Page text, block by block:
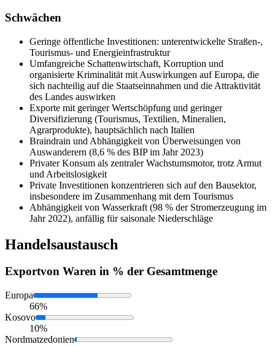
Schwächen
Geringe öffentliche Investitionen: unterentwickelte Straßen-,
Tourismus- und Energieinfrastruktur
Umfangreiche Schattenwirtschaft, Korruption und
organisierte Kriminalität mit Auswirkungen auf Europa, die
sich nachteilig auf die Staatseinnahmen und die Attraktivität
des Landes auswirken
Exporte mit geringer Wertschöpfung und geringer
Diversifizierung (Tourismus, Textilien, Mineralien,
Agrarprodukte), hauptsächlich nach Italien
Braindrain und Abhängigkeit von Überweisungen von
Auswanderern (8,6 % des BIP im Jahr 2023)
Privater Konsum als zentraler Wachstumsmotor, trotz Armut
und Arbeitslosigkeit
Private Investitionen konzentrieren sich auf den Bausektor,
insbesondere im Zusammenhang mit dem Tourismus
Abhängigkeit von Wasserkraft (98 % der Stromerzeugung im
Jahr 2022), anfällig für saisonale Niederschläge
Handelsaustausch
Exportvon Waren in % der Gesamtmenge
Europa
66%
Kosovo
10%
Nordmatzedonien